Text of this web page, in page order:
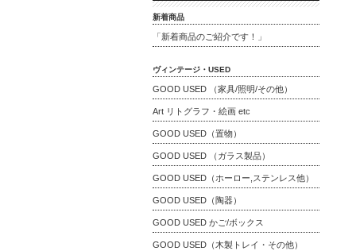
新着商品
「新着商品のご紹介です！」
ヴィンテージ・USED
GOOD USED （家具/照明/その他）
Art リトグラフ・絵画 etc
GOOD USED（置物）
GOOD USED （ガラス製品）
GOOD USED（ホーロー,ステンレス他）
GOOD USED（陶器）
GOOD USED かご/ボックス
GOOD USED（木製トレイ・その他）